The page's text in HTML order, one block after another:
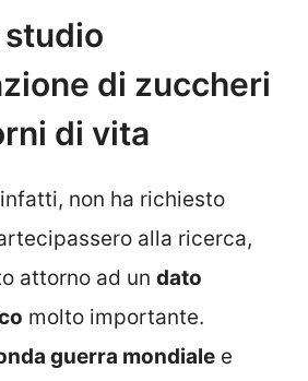
studio
di zuccheri
di vita
infatti, non ha richiesto
alla ricerca,
attorno ad un dato
molto importante.
guerra mondiale e